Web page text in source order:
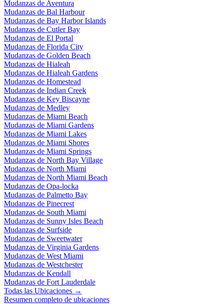
Mudanzas de Aventura
Mudanzas de Bal Harbour
Mudanzas de Bay Harbor Islands
Mudanzas de Cutler Bay
Mudanzas de El Portal
Mudanzas de Florida City
Mudanzas de Golden Beach
Mudanzas de Hialeah
Mudanzas de Hialeah Gardens
Mudanzas de Homestead
Mudanzas de Indian Creek
Mudanzas de Key Biscayne
Mudanzas de Medley
Mudanzas de Miami Beach
Mudanzas de Miami Gardens
Mudanzas de Miami Lakes
Mudanzas de Miami Shores
Mudanzas de Miami Springs
Mudanzas de North Bay Village
Mudanzas de North Miami
Mudanzas de North Miami Beach
Mudanzas de Opa-locka
Mudanzas de Palmetto Bay
Mudanzas de Pinecrest
Mudanzas de South Miami
Mudanzas de Sunny Isles Beach
Mudanzas de Surfside
Mudanzas de Sweetwater
Mudanzas de Virginia Gardens
Mudanzas de West Miami
Mudanzas de Westchester
Mudanzas de Kendall
Mudanzas de Fort Lauderdale
Todas las Ubicaciones →
Resumen completo de ubicaciones